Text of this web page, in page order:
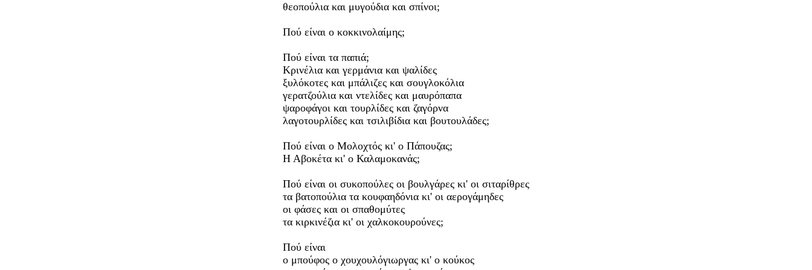
θεοπούλια και μυγούδια και σπίνοι;
Πού είναι ο κοκκινολαίμης;
Πού είναι τα παπιά;
Κρινέλια και γερμάνια και ψαλίδες
ξυλόκοτες και μπάλιζες και σουγλοκόλια
γερατζούλια και ντελίδες και μαυρόπαπα
ψαροφάγοι και τουρλίδες και ζαγόρνα
λαγοτουρλίδες και τσιλιβίδια και βουτουλάδες;
Πού είναι ο Μολοχτός κι' ο Πάπουζας;
Η Αβοκέτα κι' ο Καλαμοκανάς;
Πού είναι οι συκοπούλες οι βουλγάρες κι' οι σιταρίθρες
τα βατοπούλια τα κουφαηδόνια κι' οι αερογάμηδες
οι φάσες και οι σπαθομύτες
τα κιρκινέζια κι' οι χαλκοκουρούνες;
Πού είναι
ο μπούφος ο χουχουλόγιωργας κι' ο κούκος